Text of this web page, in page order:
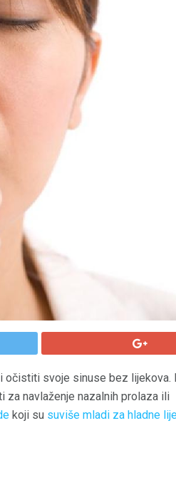
očistiti svoje sinuse bez lijekova.
navlaženje nazalnih prolaza ili
koji su suviše mladi za hladne